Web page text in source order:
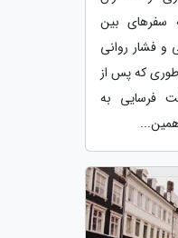
سفرهای بین
و فشار روانی
طوری که پس از
فرسایی به